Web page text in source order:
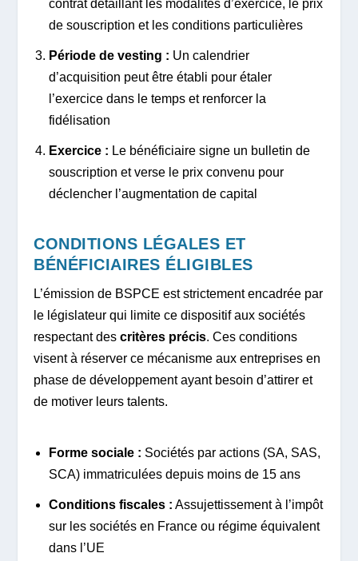
contrat détaillant les modalités d’exercice, le prix
de souscription et les conditions particulières
Période de vesting : Un calendrier
d’acquisition peut être établi pour étaler
l’exercice dans le temps et renforcer la
fidélisation
Exercice : Le bénéficiaire signe un bulletin de
souscription et verse le prix convenu pour
déclencher l’augmentation de capital
CONDITIONS LÉGALES ET
BÉNÉFICIAIRES ÉLIGIBLES
L’émission de BSPCE est strictement encadrée par
le législateur qui limite ce dispositif aux sociétés
respectant descritères précis. Ces conditions
visent à réserver ce mécanisme aux entreprises en
phase de développement ayant besoin d’attirer et
de motiver leurs talents.
Forme sociale : Sociétés par actions (SA, SAS,
SCA) immatriculées depuis moins de 15 ans
Conditions fiscales : Assujettissement à l’impôt
sur les sociétés en France ou régime équivalent
dans l’UE